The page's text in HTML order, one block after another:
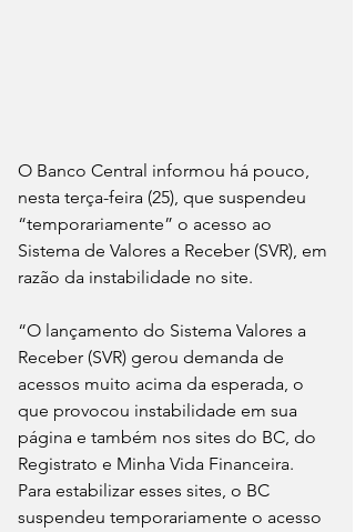
O Banco Central informou há pouco,
nesta terça-feira (25), que suspendeu
“temporariamente” o acesso ao
Sistema de Valores a Receber (SVR), em
razão da instabilidade no site.
“O lançamento do Sistema Valores a
Receber (SVR) gerou demanda de
acessos muito acima da esperada, o
que provocou instabilidade em sua
página e também nos sites do BC, do
Registrato e Minha Vida Financeira.
Para estabilizar esses sites, o BC
suspendeu temporariamente o acesso